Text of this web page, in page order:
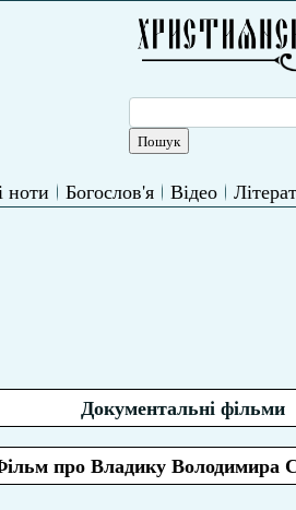
ноти Богослов'я Відео
Документальні фільми
про Владику Володимира